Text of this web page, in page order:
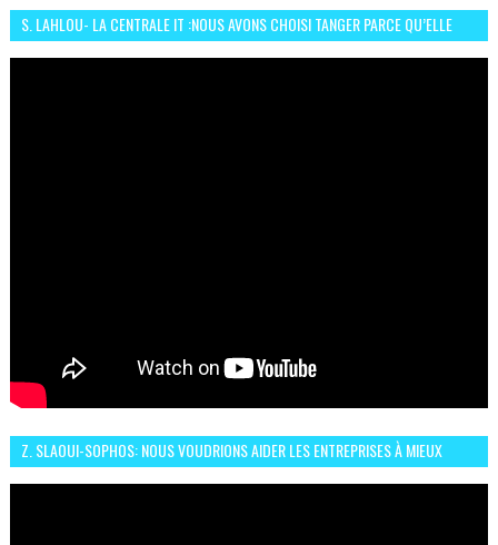
S. LAHLOU- LA CENTRALE IT :NOUS AVONS CHOISI TANGER PARCE QU’ELLE
Z. SLAOUI-SOPHOS: NOUS VOUDRIONS AIDER LES ENTREPRISES À MIEUX